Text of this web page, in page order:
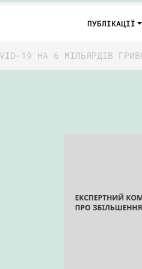
ПУБЛІКАЦІЇ
19 НА 6 МІЛЬЯРДІВ